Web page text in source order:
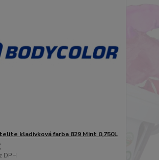
kladivková farba 829 Mint 0,750L
DPH